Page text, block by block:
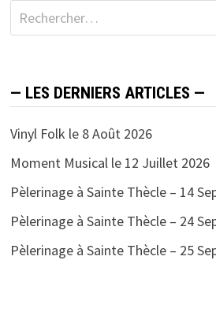
Rechercher :
— LES DERNIERS ARTICLES —
Vinyl Folk le 8 Août 2026
Moment Musical le 12 Juillet 2026
Pèlerinage à Sainte Thècle – 14
Pèlerinage à Sainte Thècle – 24
Pèlerinage à Sainte Thècle – 25